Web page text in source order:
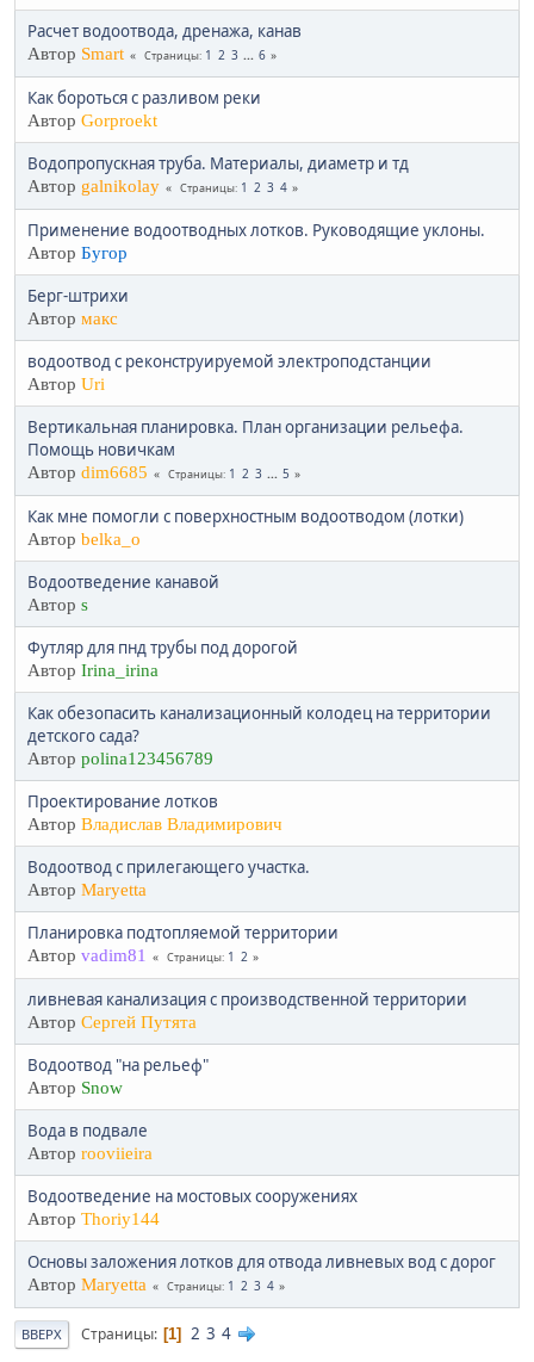
Расчет водоотвода, дренажа, канав
Автор Smart Страницы 1 2 3 ... 6
Как бороться с разливом реки
Автор Gorproekt
Водопропускная труба. Материалы, диаметр и тд
Автор galnikolay Страницы 1 2 3 4
Применение водоотводных лотков. Руководящие уклоны.
Автор Бугор
Берг-штрихи
Автор макс
водоотвод с реконструируемой электроподстанции
Автор Uri
Вертикальная планировка. План организации рельефа.
Помощь новичкам
Автор dim6685 Страницы 1 2 3 ... 5
Как мне помогли с поверхностным водоотводом (лотки)
Автор belka_o
Водоотведение канавой
Автор s
Футляр для пнд трубы под дорогой
Автор Irina_irina
Как обезопасить канализационный колодец на территории
детского сада?
Автор polina123456789
Проектирование лотков
Автор Владислав Владимирович
Водоотвод с прилегающего участка.
Автор Maryetta
Планировка подтопляемой территории
Автор vadim81 Страницы 1 2
ливневая канализация с производственной территории
Автор Сергей Путята
Водоотвод "на рельеф"
Автор Snow
Вода в подвале
Автор rooviieira
Водоотведение на мостовых сооружениях
Автор Thoriy144
Основы заложения лотков для отвода ливневых вод с дорог
Автор Maryetta Страницы 1 2 3 4
ВВЕРХ Страницы 1 2 3 4